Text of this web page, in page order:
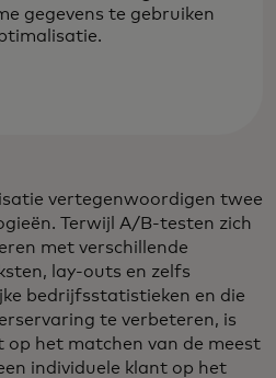
gegevens te gebruiken
vertegenwoordigen twee
Terwijl A/B-testen zich
met verschillende
lay-outs en zelfs
bedrijfsstatistieken en die
te verbeteren, is
tab
op het matchen van de meest
individuele klant op het